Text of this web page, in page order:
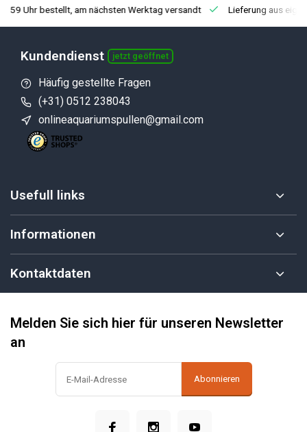
Uhr bestellt, am nächsten Werktag versandt Lieferung aus
Kundendienst jetzt geöffnet
Häufig gestellte Fragen
(+31) 0512 238043
onlineaquariumspullen@gmail.com
Usefull links
Informationen
Kontaktdaten
Melden Sie sich hier für unseren Newsletter
an
Abonnieren